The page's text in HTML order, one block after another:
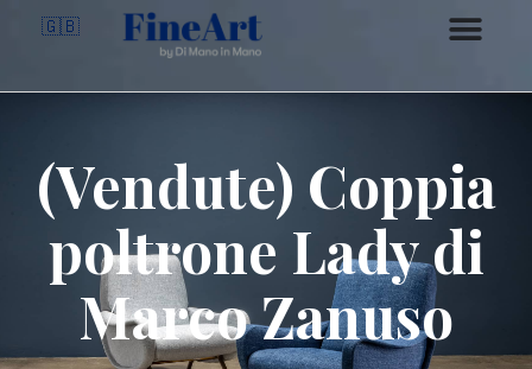
🇬🇧
(Vendute) Coppia
poltrone Lady di
Marco Zanuso